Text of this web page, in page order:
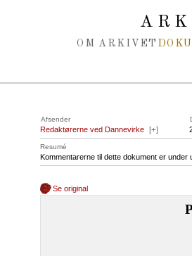
OM ARKIVET
Afsender
Redaktørerne ved Dannevirke [+]
Resumé
Kommentarerne til dette dokument er under
Se original